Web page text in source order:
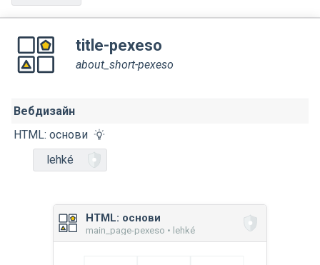
title-pexeso
about_short-pexeso
Вебдизайн
HTML: основи
lehké
HTML: основи
main_page-pexeso • lehké